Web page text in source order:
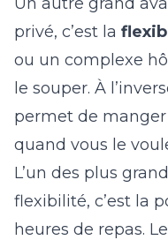
privé, c’est la
ou un complexe
le souper. À
permet de
quand vous le
L’un des plus
flexibilité, c’est la
heures de repas.